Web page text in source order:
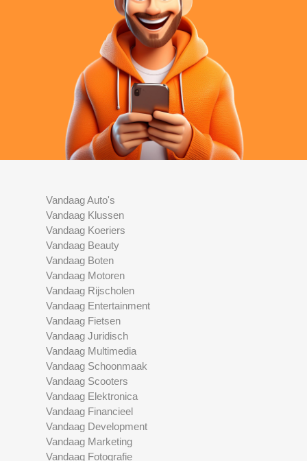
Vandaag Auto's
Vandaag Klussen
Vandaag Koeriers
Vandaag Beauty
Vandaag Boten
Vandaag Motoren
Vandaag Rijscholen
Vandaag Entertainment
Vandaag Fietsen
Vandaag Juridisch
Vandaag Multimedia
Vandaag Schoonmaak
Vandaag Scooters
Vandaag Elektronica
Vandaag Financieel
Vandaag Development
Vandaag Marketing
Vandaag Fotografie